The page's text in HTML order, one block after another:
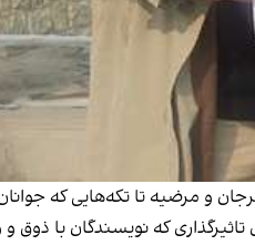
و مرضیه تا تکه‌هایی که جوانان
که نویسندگان با ذوق و